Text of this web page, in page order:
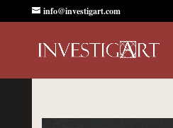
info@investigart.com